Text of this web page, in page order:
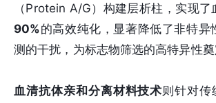
（Protein A/G）构建层析柱，实现了
90%的高效纯化，显著降低了非特异
测的干扰，为标志物筛选的高特异性奠
血清抗体亲和分离材料技术则针对传